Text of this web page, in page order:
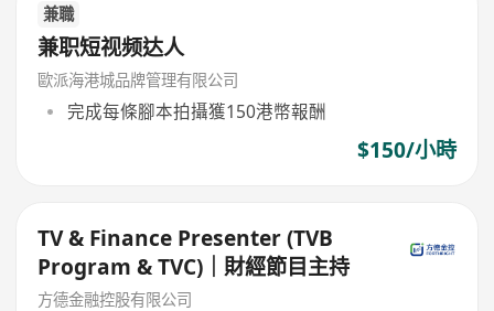
兼職
兼职短视频达人
歐派海港城品牌管理有限公司
完成每條腳本拍攝獲150港幣報酬
$150/小時
TV & Finance Presenter (TVB
Program & TVC)｜財經節目主持
方德金融控股有限公司